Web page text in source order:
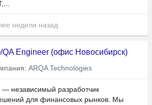
недели назад
Engineer (офис Новосибирск)
ARQA Technologies
— независимый разработчик
для финансовых рынков. Мы